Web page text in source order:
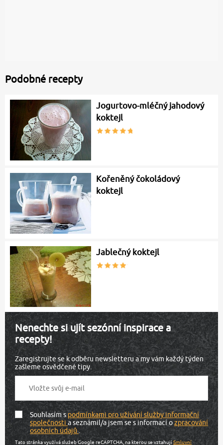
Podobné recepty
Jogurtovo-mléčný jahodový
koktejl
Kořeněný čokoládový
koktejl
Jablečný koktejl
Nenechte si ujít sezónní inspirace a
recepty!
Zaregistrujte se k odběru newsletteru a my vám každý týden
zašleme osvědčené tipy.
Souhlasím spodmínkami pro užívání služby informační
společnostia seznámil/a jsem se s informací ozpracování
osobních údajů.
Tato stránka využívá služeb Google reCAPTCHA, na kterou se vztahujíSmluvní